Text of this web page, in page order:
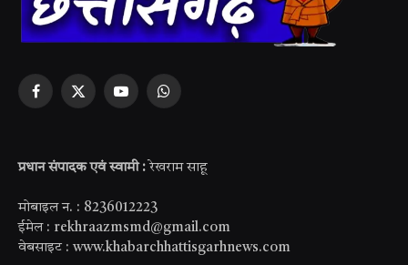
Facebook
X
YouTubeWhatsApp
प्रधान संपादक एवं स्वामी : रेखराम साहू
मोबाइल न. : 8236012223
ईमेल : rekhraazmsmd@gmail.com
वेबसाइट : www.khabarchhattisgarhnews.com